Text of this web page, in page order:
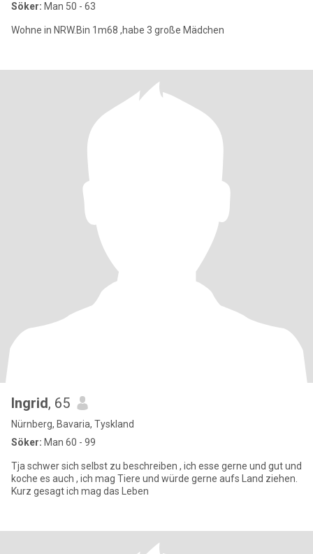
Söker: Man 50 - 63
Wohne in NRW.Bin 1m68 ,habe 3 große Mädchen
Ingrid, 65
Nürnberg, Bavaria, Tyskland
Söker: Man 60 - 99
Tja schwer sich selbst zu beschreiben , ich esse gerne und gut und
koche es auch , ich mag Tiere und würde gerne aufs Land ziehen.
Kurz gesagt ich mag das Leben